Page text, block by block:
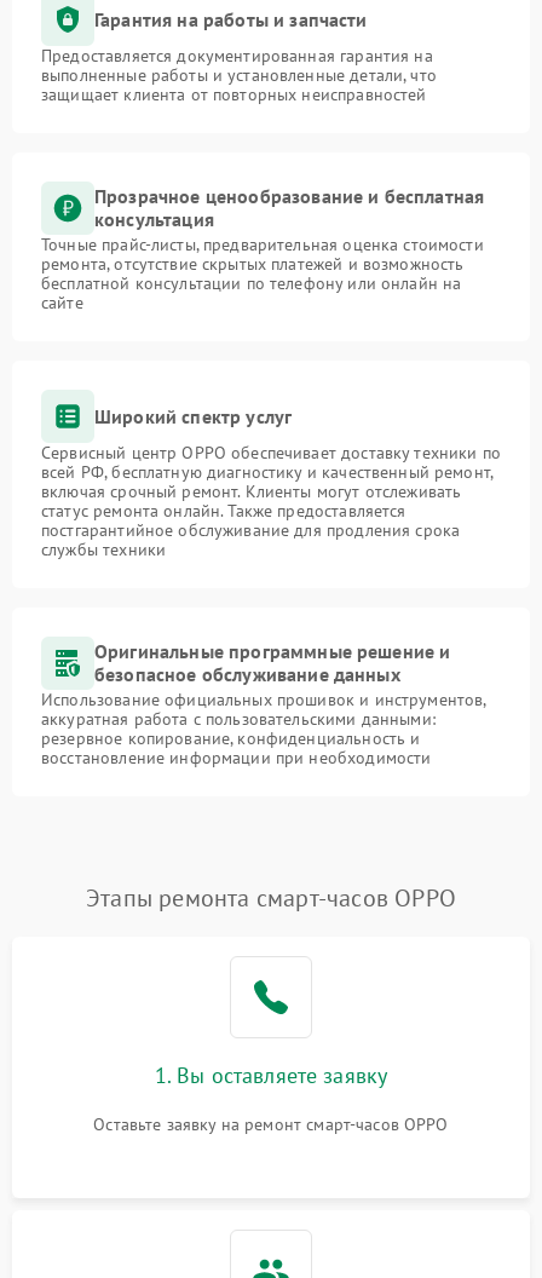
Гарантия на работы и запчасти
Предоставляется документированная гарантия на
выполненные работы и установленные детали, что
защищает клиента от повторных неисправностей
Прозрачное ценообразование и бесплатная
консультация
Точные прайс-листы, предварительная оценка стоимости
ремонта, отсутствие скрытых платежей и возможность
бесплатной консультации по телефону или онлайн на
сайте
Широкий спектр услуг
Сервисный центр OPPO обеспечивает доставку техники по
всей РФ, бесплатную диагностику и качественный ремонт,
включая срочный ремонт. Клиенты могут отслеживать
статус ремонта онлайн. Также предоставляется
постгарантийное обслуживание для продления срока
службы техники
Оригинальные программные решение и
безопасное обслуживание данных
Использование официальных прошивок и инструментов,
аккуратная работа с пользовательскими данными:
резервное копирование, конфиденциальность и
восстановление информации при необходимости
Этапы ремонта смарт-часов OPPO
1. Вы оставляете заявку
Оставьте заявку на ремонт смарт-часов OPPO